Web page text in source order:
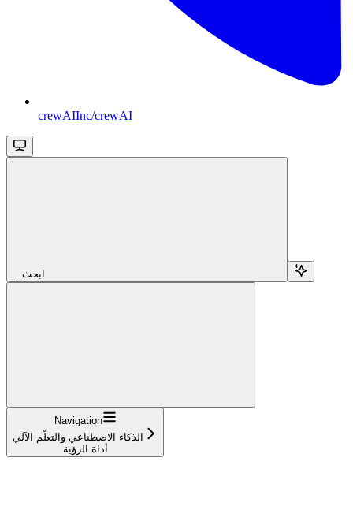
crewAIInc/crewAI
...ابحث
Navigation
الذكاء الاصطناعي والتعلّم الآلي
أداة الرؤية